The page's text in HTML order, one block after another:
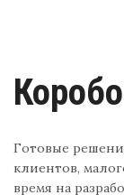
Готовые
клиентов,
время на